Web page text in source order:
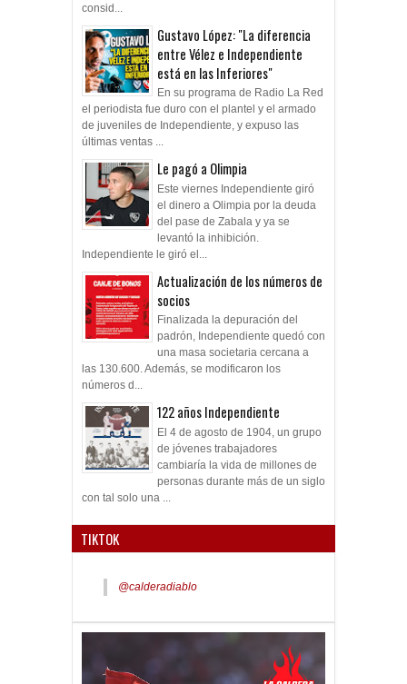
consid...
Gustavo López: "La diferencia
entre Vélez e Independiente
está en las Inferiores"
En su programa de Radio La Red
el periodista fue duro con el plantel y el armado
de juveniles de Independiente, y expuso las
últimas ventas ...
Le pagó a Olimpia
Este viernes Independiente giró
el dinero a Olimpia por la deuda
del pase de Zabala y ya se
levantó la inhibición.
Independiente le giró el...
Actualización de los números de
socios
Finalizada la depuración del
padrón, Independiente quedó con
una masa societaria cercana a
las 130.600. Además, se modificaron los
números d...
122 años Independiente
El 4 de agosto de 1904, un grupo
de jóvenes trabajadores
cambiaría la vida de millones de
personas durante más de un siglo
con tal solo una ...
TIKTOK
@calderadiablo